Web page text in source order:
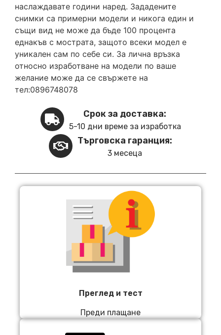
наслаждавате години наред. Зададените
снимки са примерни модели и никога един и
същи вид не може да бъде 100 процента
еднакъв с мострата, защото всеки модел е
уникален сам по себе си. За лична връзка
относно изработване на модели по ваше
желание може да се свържете на
тел:0896748078
Срок за доставка:
5-10 дни време за изработка
Търговска гаранция:
3 месеца
Преглед и тест
Преди плащане